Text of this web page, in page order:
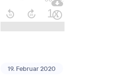
19. Februar 2020